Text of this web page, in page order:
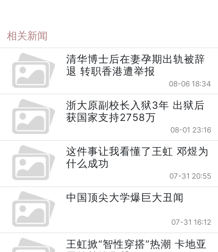
相关新闻
清华博士后在妻孕期出轨被辞
退 转职香港遭举报
08-06 18:34
浙大原副校长入狱3年 出狱后
获国家支持2758万
08-01 23:16
这件事让我看懂了王虹 邓煜为
什么成功
07-31 20:55
中国顶尖大学爆巨大丑闻
07-31 16:12
王虹掀“智性穿搭”热潮 卡地亚